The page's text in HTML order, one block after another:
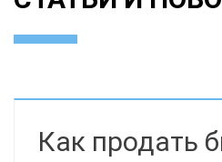
Как продать